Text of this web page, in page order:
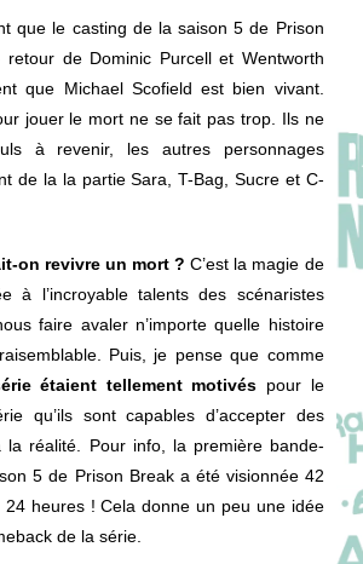
que le casting de la saison 5 de Prison
retour de Dominic Purcell et Wentworth
que Michael Scofield est bien vivant.
jouer le mort ne se fait pas trop. Ils ne
à revenir, les autres personnages
de la la partie Sara, T-Bag, Sucre et C-
on revivre un mort ? C’est la magie de
à l’incroyable talents des scénaristes
faire avaler n’importe quelle histoire
Puis, je pense que comme
étaient tellement motivés pour le
qu’ils sont capables d’accepter des
la réalité. Pour info, la première bande-
5 de Prison Break a été visionnée 42
24 heures ! Cela donne un peu une idée
de la série.